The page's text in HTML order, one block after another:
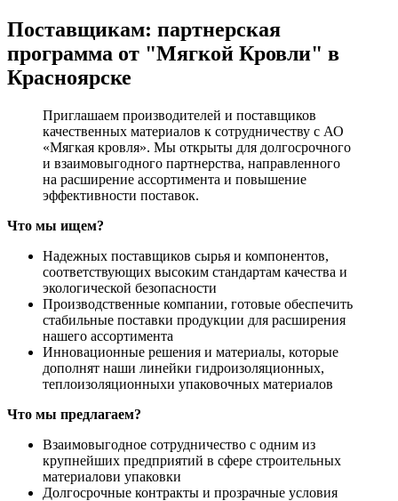
Поставщикам: партнерская
программа от "Мягкой Кровли" в
Красноярске
Приглашаем производителей и поставщиков
качественных материалов к сотрудничеству с АО
«Мягкая кровля». Мы открыты для долгосрочного
и взаимовыгодного партнерства, направленного
на расширение ассортимента и повышение
эффективности поставок.
Что мы ищем?
Надежных поставщиков сырья и компонентов,
соответствующих высоким стандартам качества и
экологической безопасности
Производственные компании, готовые обеспечить
стабильные поставки продукции для расширения
нашего ассортимента
Инновационные решения и материалы, которые
дополнят наши линейки гидроизоляционных,
теплоизоляционныхи упаковочных материалов
Что мы предлагаем?
Взаимовыгодное сотрудничество с одним из
крупнейших предприятий в сфере строительных
материалови упаковки
Долгосрочные контракты и прозрачные условия